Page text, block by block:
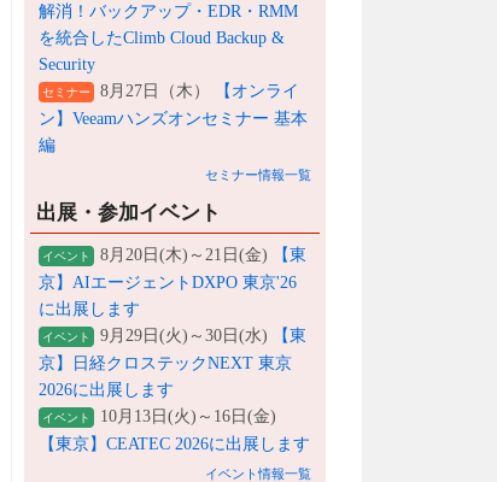
解消！バックアップ・EDR・RMM
を統合したClimb Cloud Backup &
Security
セミナー 8月27日（木）
【オンライ
ン】Veeamハンズオンセミナー 基本
編
セミナー情報一覧
出展・参加イベント
イベント 8月20日(木)～21日(金)
【東
京】AIエージェントDXPO 東京'26
に出展します
イベント 9月29日(火)～30日(水)
【東
京】日経クロステックNEXT 東京
2026に出展します
イベント
10月13日(火)～16日(金)
【東京】CEATEC 2026に出展します
イベント情報一覧